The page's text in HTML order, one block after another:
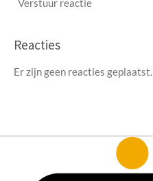
Verstuur reactie
Reacties
Er zijn geen reacties geplaatst.